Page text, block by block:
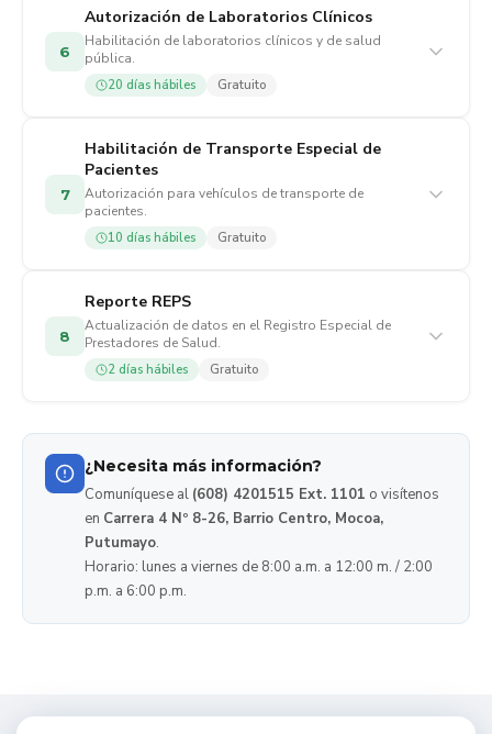
6
Autorización de Laboratorios Clínicos
Habilitación de laboratorios clínicos y de salud
pública.
20 días hábiles Gratuito
7
Habilitación de Transporte Especial de
Pacientes
Autorización para vehículos de transporte de
pacientes.
10 días hábiles Gratuito
8
Reporte REPS
Actualización de datos en el Registro Especial de
Prestadores de Salud.
2 días hábiles Gratuito
¿Necesita más información?
Comuníquese al (608) 4201515 Ext. 1101 o visítenos
en Carrera 4 Nº 8-26, Barrio Centro, Mocoa,
Putumayo.
Horario: lunes a viernes de 8:00 a.m. a 12:00 m. / 2:00
p.m. a 6:00 p.m.